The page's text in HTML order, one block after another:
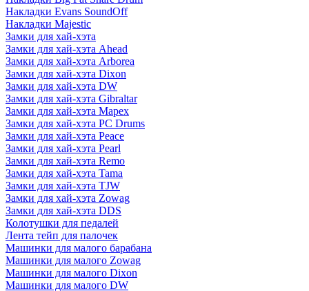
Накладки Evans SoundOff
Накладки Majestic
Замки для хай-хэта
Замки для хай-хэта Ahead
Замки для хай-хэта Arborea
Замки для хай-хэта Dixon
Замки для хай-хэта DW
Замки для хай-хэта Gibraltar
Замки для хай-хэта Mapex
Замки для хай-хэта PC Drums
Замки для хай-хэта Peace
Замки для хай-хэта Pearl
Замки для хай-хэта Remo
Замки для хай-хэта Tama
Замки для хай-хэта TJW
Замки для хай-хэта Zowag
Замки для хай-хэта DDS
Колотушки для педалей
Лента тейп для палочек
Машинки для малого барабана
Машинки для малого Zowag
Машинки для малого Dixon
Машинки для малого DW